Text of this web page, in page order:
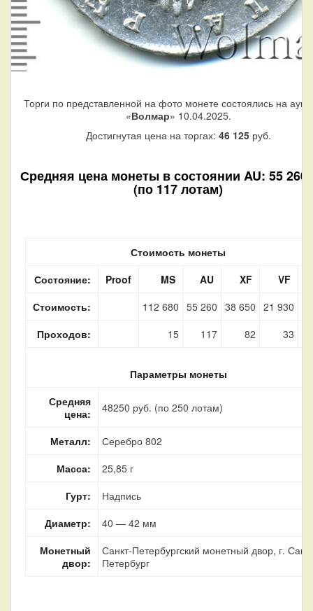
Торги по представленной на фото монете состоялись на
«Волмар» 10.04.2025.
Достигнутая цена на торгах: 46 125руб.
Средняя цена монеты в состоянии AU: 55 260
(по 117 лотам)
Стоимость монеты
Состояние:
Proof MS AU XF
VF
Стоимость:
112 680 55 260 38 650 21 930
Проходов:
15 117 82 33
Параметры монеты
Средняя
цена:
48250 руб. (по 250 лотам)
Металл:
Серебро 802
Масса:
25,85 г
Гурт:
Надпись
Диаметр:
40 — 42 мм
Монетный
двор:
Санкт-Петербургский монетный двор, г.
Петербург